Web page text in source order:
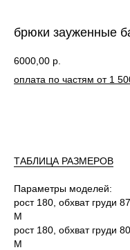
брюки зауженные
6000,00 р.
оплата по частям от 1
ТАБЛИЦА РАЗМЕРОВ
Параметры моделей:
рост 180, обхват груди
M
рост 180, обхват груди
M